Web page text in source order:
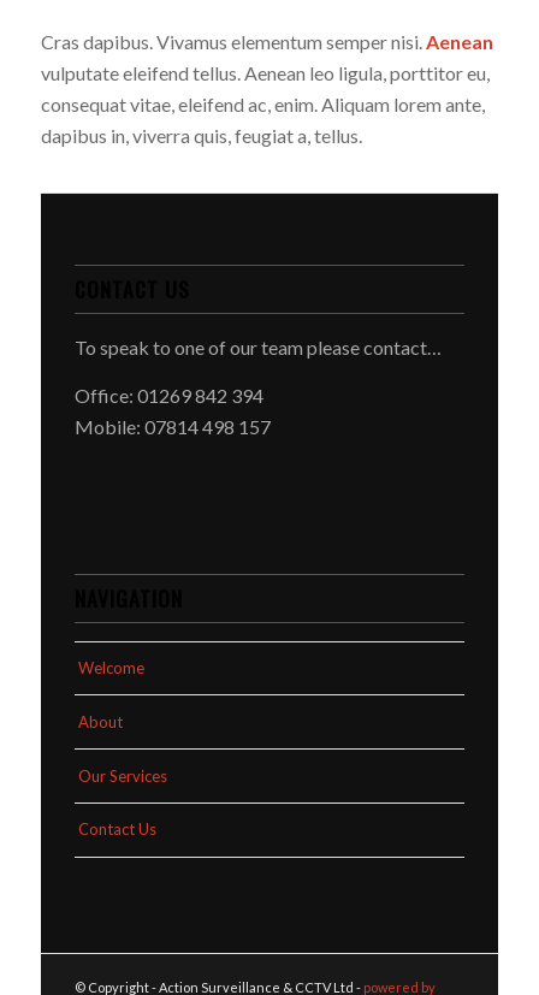
Cras dapibus. Vivamus elementum semper nisi.Aenean
vulputate eleifend tellus. Aenean leo ligula, porttitor eu,
consequat vitae, eleifend ac, enim. Aliquam lorem ante,
dapibus in, viverra quis, feugiat a, tellus.
To speak to one of our team please contact…
Office: 01269 842 394
Mobile: 07814 498 157
Welcome
About
Our Services
Contact Us
© Copyright - Action Surveillance & CCTV Ltd - powered by